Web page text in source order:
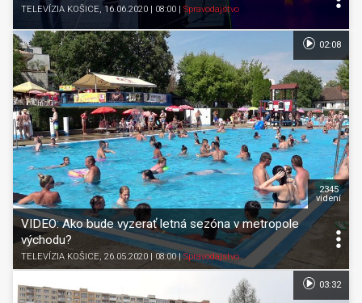
TELEVÍZIA KOŠICE , 16.06.2020 | 08:00 | Spravodajstvo
VIDEO: Ako bude vyzerať letná sezóna v metropole
východu?
TELEVÍZIA KOŠICE, 26.05.2020 | 08:00|Spravodajstvo
2345
videní
02:08
03:32